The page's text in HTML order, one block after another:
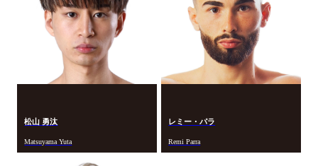
松山 勇汰
Matsuyama Yuta
レミー・パラ
Remi Parra